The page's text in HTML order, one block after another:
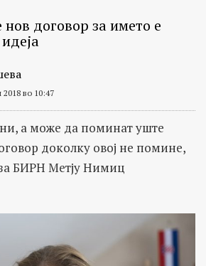
договор за името е
во 10:47
а може да поминат уште
доколку овој не помине,
БИРН Метју Нимиц